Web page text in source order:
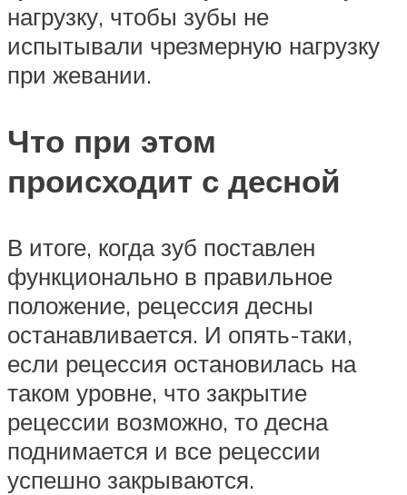
нагрузку, чтобы зубы не
испытывали чрезмерную нагрузку
при жевании.
Что при этом
происходит с десной
В итоге, когда зуб поставлен
функционально в правильное
положение, рецессия десны
останавливается. И опять-таки,
если рецессия остановилась на
таком уровне, что закрытие
рецессии возможно, то десна
поднимается и все рецессии
успешно закрываются.